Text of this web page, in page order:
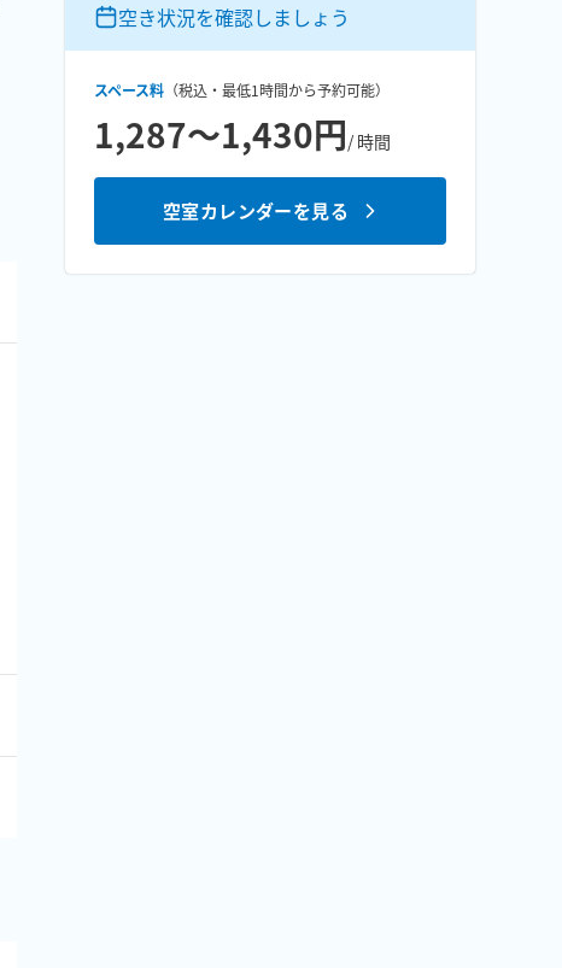
空き状況を確認しましょう
スペース料 （税込・最低1時間から予約可能）
1,287〜1,430円/ 時間
空室カレンダーを見る